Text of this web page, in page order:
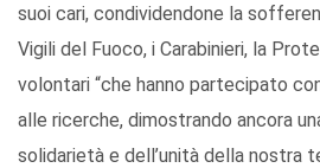
suoi cari, condividendone la
Vigili del Fuoco, i Carabinieri, la
volontari “che hanno partecipato
alle ricerche, dimostrando ancora
solidarietà e dell’unità della nostra